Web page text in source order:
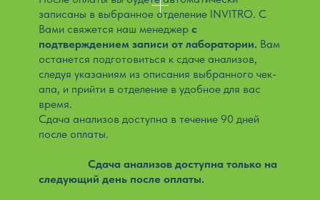
записаны в выбранное отделение INVITRO. С
Вами свяжется наш менеджер с
подтверждением записи от лаборатории. Вам
останется подготовиться к сдаче анализов,
следуя указаниям из описания выбранного чек-
апа, и прийти в отделение в удобное для вас
время.
Сдача анализов доступна в течение 90 дней
после оплаты.
Сдача анализов доступна только на
следующий день после оплаты.